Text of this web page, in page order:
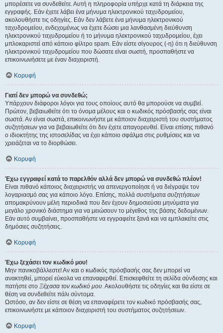
μπορέσετε να συνδεθείτε. Αυτή η πληροφορία υπήρχε κατά τη διάρκεια της
εγγραφής. Εάν έχετε λάβει ένα μήνυμα ηλεκτρονικού ταχυδρομείου,
ακολουθήστε τις οδηγίες. Εάν δεν λάβετε ένα μήνυμα ηλεκτρονικού
ταχυδρομείου, ενδεχομένως να έχετε δώσει μια λανθασμένη διεύθυνση
ηλεκτρονικού ταχυδρομείου ή το μήνυμα ηλεκτρονικού ταχυδρομείου, έχει
μπλοκαριστεί από κάποιο φίλτρο spam. Εάν είστε σίγουρος (-η) ότι η διεύθυνση
ηλεκτρονικού ταχυδρομείου που δώσατε είναι σωστή, προσπαθήστε να
επικοινωνήσετε με έναν διαχειριστή.
Κορυφή
Γιατί δεν μπορώ να συνδεθώ;
Υπάρχουν διάφοροι λόγοι για τους οποίους αυτό θα μπορούσε να συμβεί.
Πρώτον, βεβαιωθείτε ότι το όνομα μέλους και ο κωδικός πρόσβασής σας είναι
σωστά. Αν είναι σωστά, επικοινωνήστε με κάποιον διαχειριστή του συστήματος
συζητήσεων για να βεβαιωθείτε ότι δεν έχετε απαγορευθεί. Είναι επίσης πιθανό
ο ιδιοκτήτης της ιστοσελίδας να έχει κάποιο σφάλμα στις ρυθμίσεις και να
χρειάζεται να το διορθώσει.
Κορυφή
Έχω εγγραφεί κατά το παρελθόν αλλά δεν μπορώ να συνδεθώ πλέον!
Είναι πιθανό κάποιος διαχειριστής να απενεργοποίησε ή να διέγραψε τον
λογαριασμό σας για κάποιο λόγο. Επίσης, πολλά συστήματα συζητήσεων
απομακρύνουν μέλη περιοδικά που δεν έχουν δημοσιεύσει μηνύματα για
μεγάλο χρονικό διάστημα για να μειώσουν το μέγεθος της βάσης δεδομένων.
Εάν αυτό συμβαίνει, προσπαθήστε να εγγραφείτε ξανά και να εμπλακείτε στις
δημόσιες συζητήσεις.
Κορυφή
Έχω ξεχάσει τον κωδικό μου!
Μην πανικοβάλλεστε! Αν και ο κωδικός πρόσβασής σας δεν μπορεί να
ανακτηθεί, μπορεί εύκολα να επαναφερθεί. Επισκεφθείτε τη σελίδα σύνδεσης και
πατήστε στο Ξέχασα τον κωδικό μου. Ακολουθήστε τις οδηγίες και θα είστε σε
θέση να συνδεθείτε πάλι σύντομα.
Ωστόσο, αν δεν είστε σε θέση να επαναφέρετε τον κωδικό πρόσβασής σας,
επικοινωνήστε με κάποιον διαχειριστή του συστήματος συζητήσεων.
Κορυφή